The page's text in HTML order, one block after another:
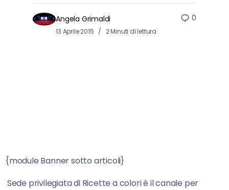
Angela Grimaldi
13 Aprile 2015 2 Minuti di lettura
0
{module Banner sotto articoli}
‎Sede privilegiata di Ricette a colori è il canale per